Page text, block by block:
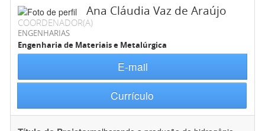
Ana Cláudia Vaz de Araújo
COORDENADOR(A)
ENGENHARIAS
Engenharia de Materiais e Metalúrgica
E-mail
Currículo